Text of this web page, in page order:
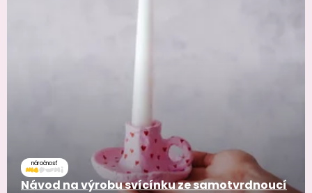
náročnosť
Návod na výrobu svícínku ze samotvrdnoucí